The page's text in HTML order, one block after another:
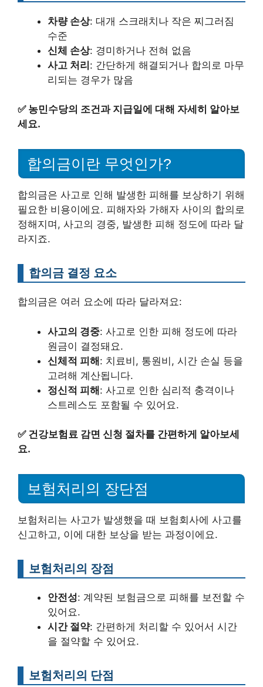
차량 손상: 대개 스크래치나 작은 찌그러짐
수준
신체 손상: 경미하거나 전혀 없음
사고 처리: 간단하게 해결되거나 합의로 마무
리되는 경우가 많음
✅ 농민수당의 조건과 지급일에 대해 자세히 알아보
세요.
합의금이란 무엇인가?
합의금은 사고로 인해 발생한 피해를 보상하기 위해
필요한 비용이에요. 피해자와 가해자 사이의 합의로
정해지며, 사고의 경중, 발생한 피해 정도에 따라 달
라지죠.
합의금 결정 요소
합의금은 여러 요소에 따라 달라져요:
사고의 경중: 사고로 인한 피해 정도에 따라
원금이 결정돼요.
신체적 피해: 치료비, 통원비, 시간 손실 등을
고려해 계산됩니다.
정신적 피해: 사고로 인한 심리적 충격이나
스트레스도 포함될 수 있어요.
✅ 건강보험료 감면 신청 절차를 간편하게 알아보세
요.
보험처리의 장단점
보험처리는 사고가 발생했을 때 보험회사에 사고를
신고하고, 이에 대한 보상을 받는 과정이에요.
보험처리의 장점
안전성: 계약된 보험금으로 피해를 보전할 수
있어요.
시간 절약: 간편하게 처리할 수 있어서 시간
을 절약할 수 있어요.
보험처리의 단점